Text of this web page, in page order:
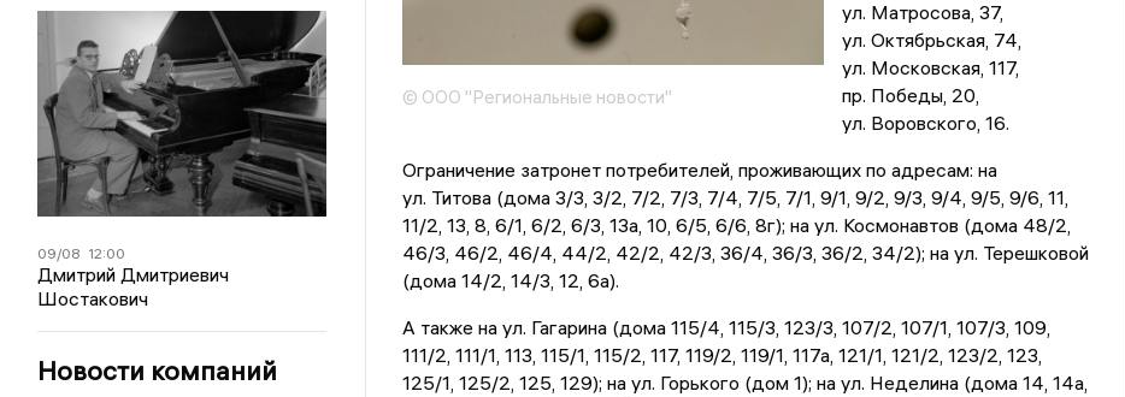
09/08 12:00
Дмитрий Дмитриевич
Шостакович
Новости компаний
© ООО "Региональные новости"
ул. Матросова, 37,
ул. Октябрьская, 74,
ул. Московская, 117,
пр. Победы, 20,
ул. Воровского, 16.
Ограничение затронет потребителей, проживающих по адресам: на
ул. Титова (дома 3/3, 3/2, 7/2, 7/3, 7/4, 7/5, 7/1, 9/1, 9/2, 9/3, 9/4, 9/5, 9/6, 11,
11/2, 13, 8, 6/1, 6/2, 6/3, 13а, 10, 6/5, 6/6, 8г); на ул. Космонавтов (дома 48/2,
46/3, 46/2, 46/4, 44/2, 42/2, 42/3, 36/4, 36/3, 36/2, 34/2); на ул. Терешковой
(дома 14/2, 14/3, 12, 6а).
А также на ул. Гагарина (дома 115/4, 115/3, 123/3, 107/2, 107/1, 107/3, 109,
111/2, 111/1, 113, 115/1, 115/2, 117, 119/2, 119/1, 117а, 121/1, 121/2, 123/2, 123,
125/1, 125/2, 125, 129); на ул. Горького (дом 1); на ул. Неделина (дома 14, 14а,